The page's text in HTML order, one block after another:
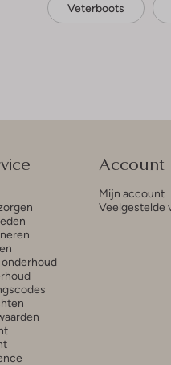
Veterboots
Account
Mijn account
Veelgestelde